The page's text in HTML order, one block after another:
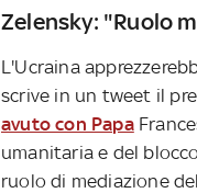
Zelensky: "Ruolo
L'Ucraina
scrive in un tweet il
avuto con Papa
umanitaria e del
ruolo di mediazione